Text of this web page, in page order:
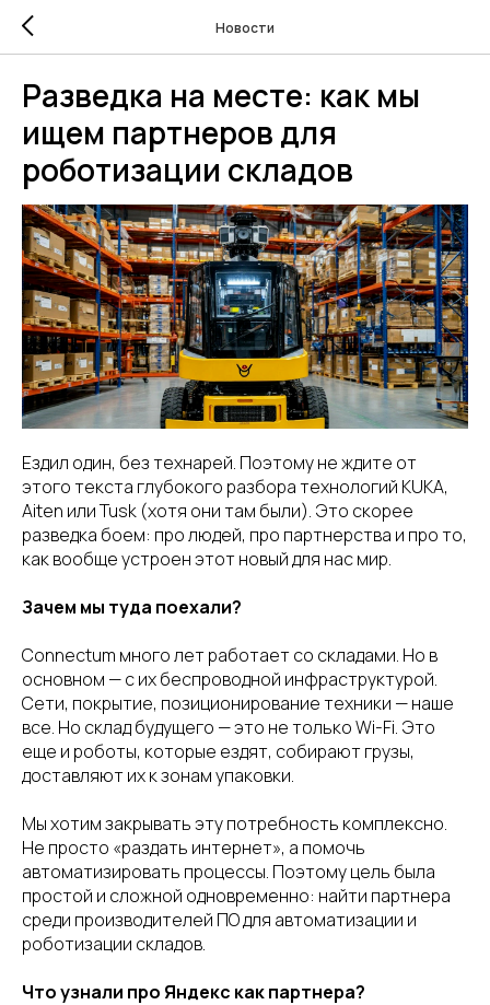
Новости
Разведка на месте: как мы
ищем партнеров для
роботизации складов
Ездил один, без технарей. Поэтому не ждите от
этого текста глубокого разбора технологий KUKA,
Aiten или Tusk (хотя они там были). Это скорее
разведка боем: про людей, про партнерства и про то,
как вообще устроен этот новый для нас мир.
Зачем мы туда поехали?
Connectum много лет работает со складами. Но в
основном — с их беспроводной инфраструктурой.
Сети, покрытие, позиционирование техники — наше
все. Но склад будущего — это не только Wi-Fi. Это
еще и роботы, которые ездят, собирают грузы,
доставляют их к зонам упаковки.
Мы хотим закрывать эту потребность комплексно.
Не просто «раздать интернет», а помочь
автоматизировать процессы. Поэтому цель была
простой и сложной одновременно: найти партнера
среди производителей ПО для автоматизации и
роботизации складов.
Что узнали про Яндекс как партнера?